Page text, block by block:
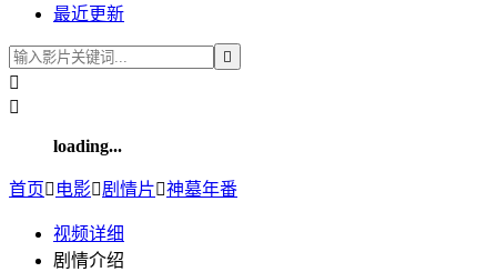
最近更新



loading...
首页 电影剧情片神墓年番
视频详细
剧情介绍